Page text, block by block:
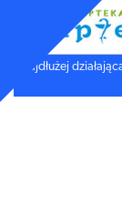
Najdłużej